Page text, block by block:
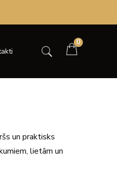
0
un praktisks
lietām un